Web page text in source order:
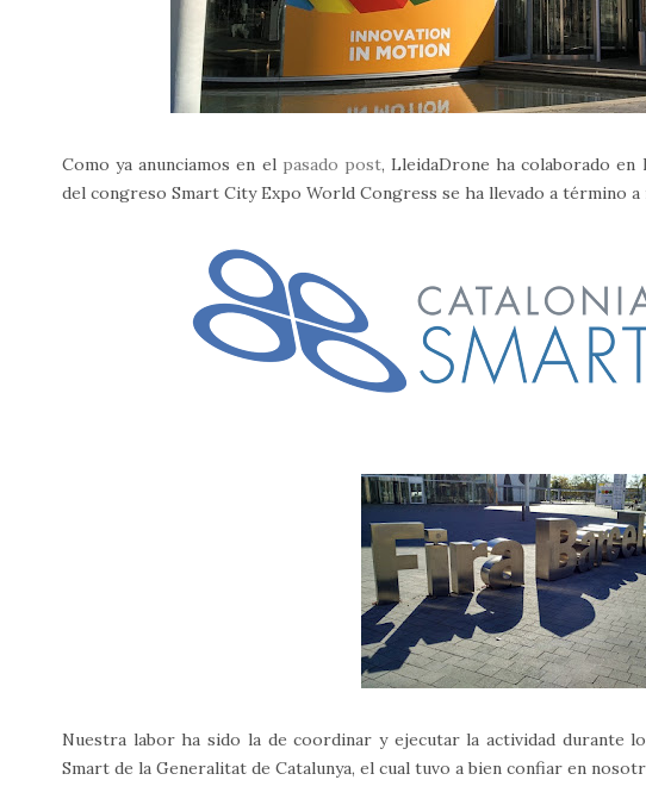
Como ya anunciamos en el pasado post, LleidaDrone ha colaborado
del congreso Smart City Expo World Congress se ha llevado a término a
Nuestra labor ha sido la de coordinar y ejecutar la actividad durante
Smart de la Generalitat de Catalunya, el cual tuvo a bien confiar en